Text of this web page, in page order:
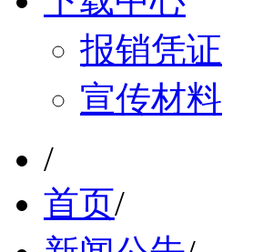
报销凭证
宣传材料
/
首页/